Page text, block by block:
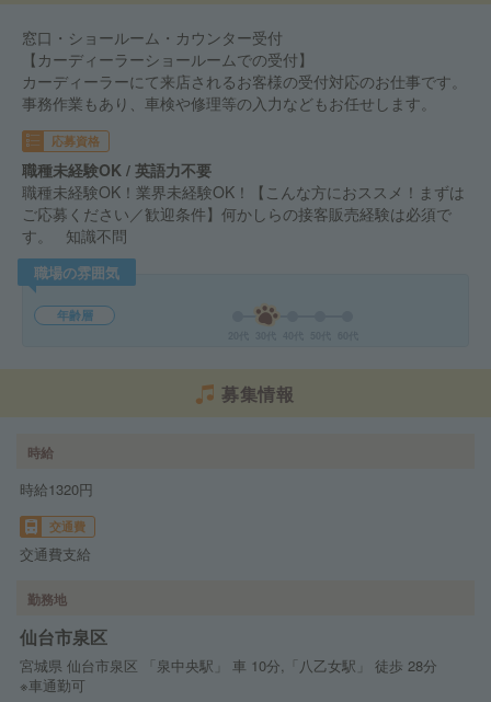
窓口・ショールーム・カウンター受付
【カーディーラーショールームでの受付】
カーディーラーにて来店されるお客様の受付対応のお仕事です。
事務作業もあり、車検や修理等の入力などもお任せします。
応募資格
職種未経験OK / 英語力不要
職種未経験OK！業界未経験OK！【こんな方におススメ！まずは
ご応募ください／歓迎条件】何かしらの接客販売経験は必須で
す。 知識不問
職場の雰囲気
年齢層
募集情報
時給
時給1320円
交通費
交通費支給
勤務地
仙台市泉区
宮城県 仙台市泉区 「泉中央駅」 車 10分,「八乙女駅」 徒歩 28分
※車通勤可